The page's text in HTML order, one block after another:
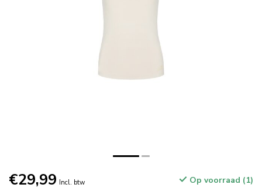
€29,99 Incl. btw Op voorraad (1)